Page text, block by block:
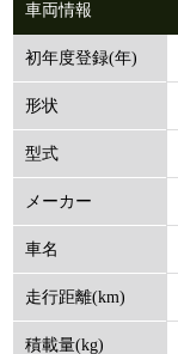
車両情報
初年度登録(年)
形状
型式
メーカー
車名
走行距離(km)
積載量(kg)